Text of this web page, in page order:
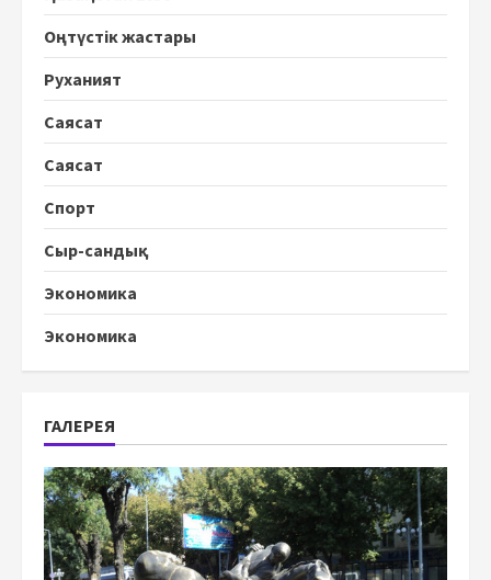
Оңтүстік жастары
Руханият
Саясат
Саясат
Спорт
Сыр-сандық
Экономика
Экономика
ГАЛЕРЕЯ